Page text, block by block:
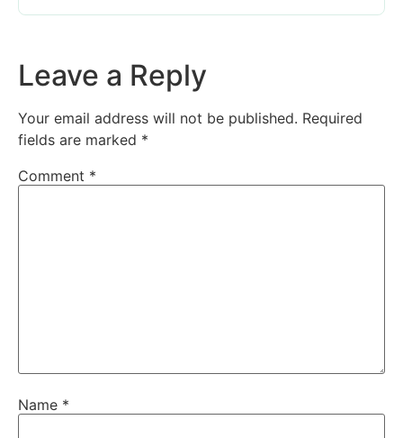
Leave a Reply
Your email address will not be published. Required
fields are marked *
Comment *
Name *